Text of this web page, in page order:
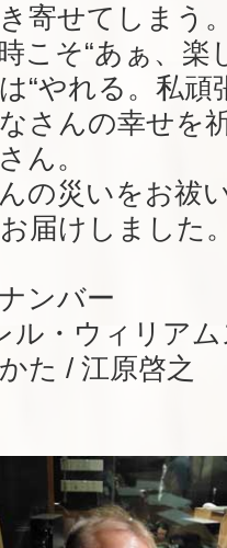
寄せてしまう
こそ“あぁ、楽
“やれる。私頑
さんの幸せを
ん。
の災いをお祓
届けしました
ンバー
ル・ウィリアム
た / 江原啓之